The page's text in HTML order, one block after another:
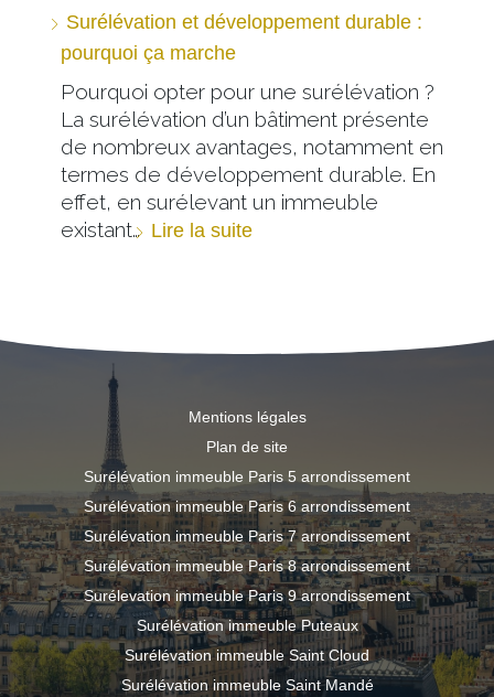
Surélévation et développement durable :
pourquoi ça marche
Pourquoi opter pour une surélévation ?
La surélévation d’un bâtiment présente
de nombreux avantages, notamment en
termes de développement durable. En
effet, en surélevant un immeuble
existant… Lire la suite
Mentions légales
Plan de site
Surélévation immeuble Paris 5 arrondissement
Surélévation immeuble Paris 6 arrondissement
Surélévation immeuble Paris 7 arrondissement
Surélévation immeuble Paris 8 arrondissement
Surélevation immeuble Paris 9 arrondissement
Surélévation immeuble Puteaux
Surélévation immeuble Saint Cloud
Surélévation immeuble Saint Mandé